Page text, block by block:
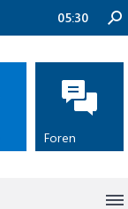
05:30
Foren